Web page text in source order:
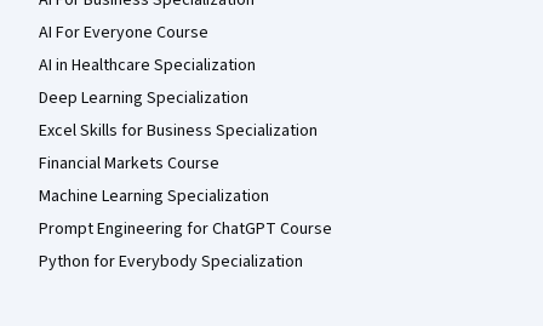
AI For Everyone Course
AI in Healthcare Specialization
Deep Learning Specialization
Excel Skills for Business Specialization
Financial Markets Course
Machine Learning Specialization
Prompt Engineering for ChatGPT Course
Python for Everybody Specialization